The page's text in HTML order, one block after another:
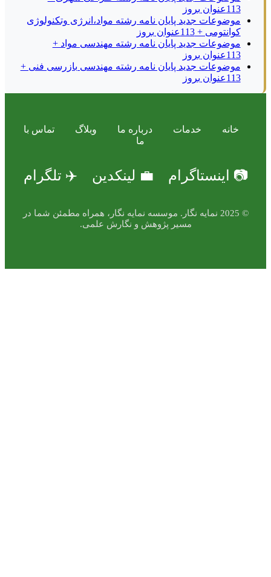
113عنوان بروز
موضوعات جدید پایان نامه رشته مواد،انرژی وتکنولوژی
کوانتومی + 113عنوان بروز
موضوعات جدید پایان نامه رشته مهندسی مواد +
113عنوان بروز
موضوعات جدید پایان نامه رشته مهندسی بازرسی فنی +
113عنوان بروز
خانه خدمات درباره ما وبلاگ
تماس با
📷 اینستاگرام 💼 لینکدین ✈️ تلگرام
© 2025 نمایه نگار. موسسه نمایه نگار، همراه مطمئن شما در
مسیر پژوهش و نگارش علمی.